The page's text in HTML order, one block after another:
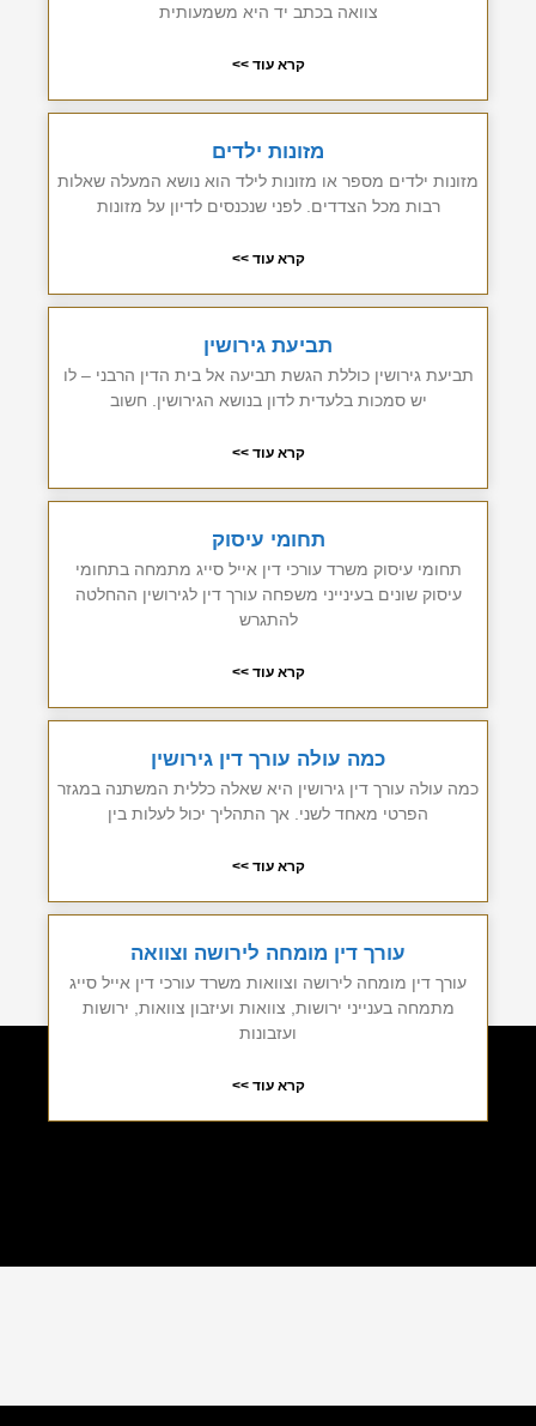
צוואה בכתב יד היא משמעותית
קרא עוד >>
מזונות ילדים
מזונות ילדים מספר או מזונות לילד הוא נושא המעלה שאלות
רבות מכל הצדדים. לפני שנכנסים לדיון על מזונות
קרא עוד >>
תביעת גירושין
תביעת גירושין כוללת הגשת תביעה אל בית הדין הרבני – לו
יש סמכות בלעדית לדון בנושא הגירושין. חשוב
קרא עוד >>
תחומי עיסוק
תחומי עיסוק משרד עורכי דין אייל סייג מתמחה בתחומי
עיסוק שונים בעינייני משפחה עורך דין לגירושין ההחלטה
להתגרש
קרא עוד >>
כמה עולה עורך דין גירושין
כמה עולה עורך דין גירושין היא שאלה כללית המשתנה במגזר
הפרטי מאחד לשני. אך התהליך יכול לעלות בין
קרא עוד >>
עורך דין מומחה לירושה וצוואה
עורך דין מומחה לירושה וצוואות משרד עורכי דין אייל סייג
מתמחה בענייני ירושות, צוואות ועיזבון צוואות, ירושות
ועזבונות
קרא עוד >>